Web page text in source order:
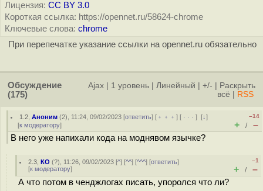
Лицензия: CC BY 3.0
Короткая ссылка: https://opennet.ru/58624-chrome
Ключевые слова: chrome
При перепечатке указание ссылки на opennet.ru обязательно
Обсуждение
(175)
Ajax 1 уровень Линейный +/-
Раскрыть
всё
RSS
1.2 ,Аноним (2), 11:24, 09/02/2023 [ответить] [ ﹢﹢﹢] [ · · ·][↓]
[к модератору]
–14
+ / –
В него уже напихали кода на моднявом язычке?
2.3 ,КО (?), 11:26, 09/02/2023 [^] [^^] [^^^] [ответить]
[к модератору]
–1
+ / –
А что потом в ченджлогах писать, упоролся что ли?